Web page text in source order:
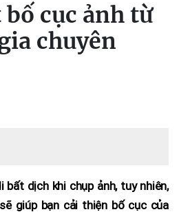
cục ảnh từ
chuyên
dịch khi chụp ảnh, tuy nhiên,
giúp bạn cải thiện bố cục của